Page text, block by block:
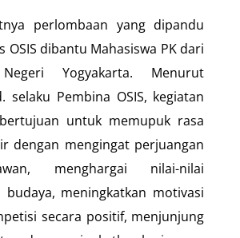
perlombaan yang dipandu
OSIS dibantu Mahasiswa PK dari
Yogyakarta. Menurut
selaku Pembina OSIS, kegiatan
untuk memupuk rasa
dengan mengingat perjuangan
menghargai nilai-nilai
budaya, meningkatkan motivasi
secara positif, menjunjung